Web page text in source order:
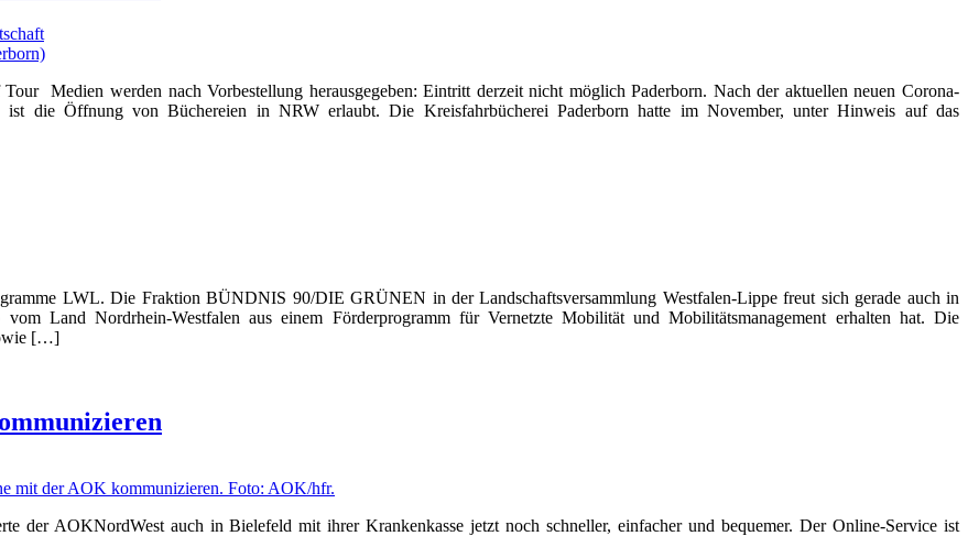
Medien werden nach Vorbestellung herausgegeben: Eintritt derzeit nicht möglich Paderborn. Nach der aktuellen neuen Corona-
die Öffnung von Büchereien in NRW erlaubt. Die Kreisfahrbücherei Paderborn hatte im November, unter Hinweis auf das
LWL. Die Fraktion BÜNDNIS 90/DIE GRÜNEN in der Landschaftsversammlung Westfalen-Lippe freut sich gerade auch in
Land Nordrhein-Westfalen aus einem Förderprogramm für Vernetzte Mobilität und Mobilitätsmanagement erhalten hat. Die
[…]
der AOKNordWest auch in Bielefeld mit ihrer Krankenkasse jetzt noch schneller, einfacher und bequemer. Der Online-Service ist